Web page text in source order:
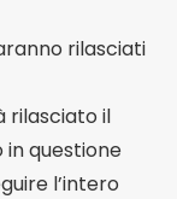
rilasciati
rilasciato il
questione
l’intero